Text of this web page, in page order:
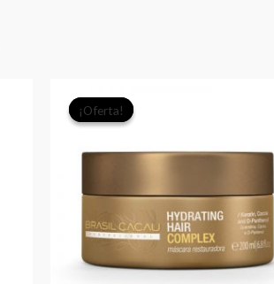
¡Oferta!
¡Oferta! precio
$26.000.$25.000.